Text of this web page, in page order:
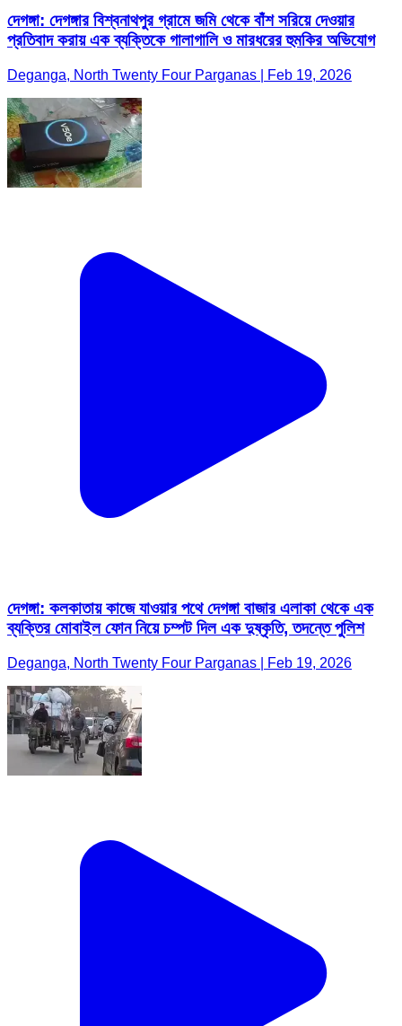
দেগঙ্গা: দেগঙ্গার বিশ্বনাথপুর গ্রামে জমি থেকে বাঁশ সরিয়ে দেওয়ার
প্রতিবাদ করায় এক ব্যক্তিকে গালাগালি ও মারধরের হুমকির অভিযোগ
Deganga, North Twenty Four Parganas | Feb 19, 2026
দেগঙ্গা: কলকাতায় কাজে যাওয়ার পথে দেগঙ্গা বাজার এলাকা থেকে এক
ব্যক্তির মোবাইল ফোন নিয়ে চম্পট দিল এক দুষ্কৃতি, তদন্তে পুলিশ
Deganga, North Twenty Four Parganas | Feb 19, 2026